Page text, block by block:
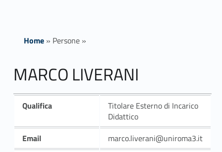
Home» Persone»
MARCO LIVERANI
Qualifica
Titolare Esterno di Incarico
Didattico
Email
marco.liverani@uniroma3.it